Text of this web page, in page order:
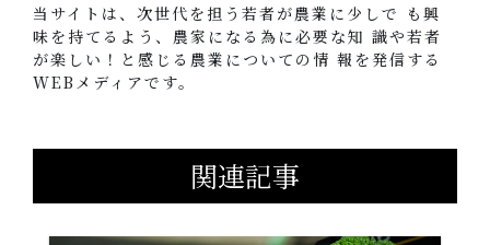
当サイトは、次世代を担う若者が農業に少しで も興
味を持てるよう、農家になる為に必要な知 識や若者
が楽しい！と感じる農業についての情 報を発信する
WEBメディアです。
関連記事